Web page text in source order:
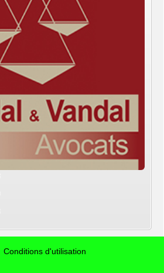
Conditions d'utilisation